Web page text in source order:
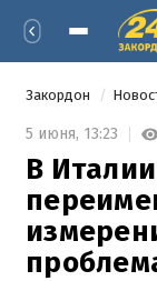
Закордон
5 июня, 13:23
В